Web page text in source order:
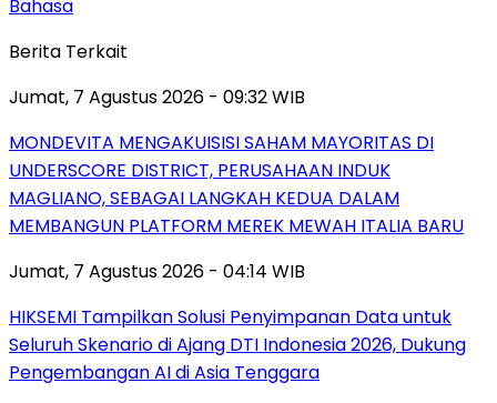
Bahasa
Berita Terkait
Jumat, 7 Agustus 2026 - 09:32 WIB
MONDEVITA MENGAKUISISI SAHAM MAYORITAS DI
UNDERSCORE DISTRICT, PERUSAHAAN INDUK
MAGLIANO, SEBAGAI LANGKAH KEDUA DALAM
MEMBANGUN PLATFORM MEREK MEWAH ITALIA BARU
Jumat, 7 Agustus 2026 - 04:14 WIB
HIKSEMI Tampilkan Solusi Penyimpanan Data untuk
Seluruh Skenario di Ajang DTI Indonesia 2026, Dukung
Pengembangan AI di Asia Tenggara